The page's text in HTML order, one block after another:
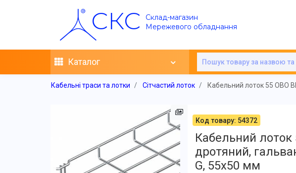
СКС
Склад-магазин
Мережевого обладнання
Каталог
Кабельні траси та лотки Сітчастий лоток Кабельний лоток 55 OBO
Код товару: 54372
Кабельний лоток
дротяний,
G, 55x50 мм